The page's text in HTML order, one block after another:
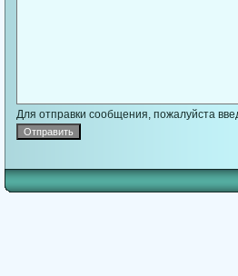
Для отправки сообщения, пожалуйста